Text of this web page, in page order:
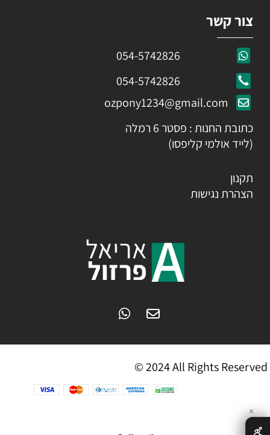
צור קשר
054-5742826
054-5742826
ozpony1234@gmail.com
כתובת החנות : פסטר 6 רמלה
(לייד אולמי קליפסו)
תקנון
הצהרת נגישות
© 2024 All Rights Reserved
✕